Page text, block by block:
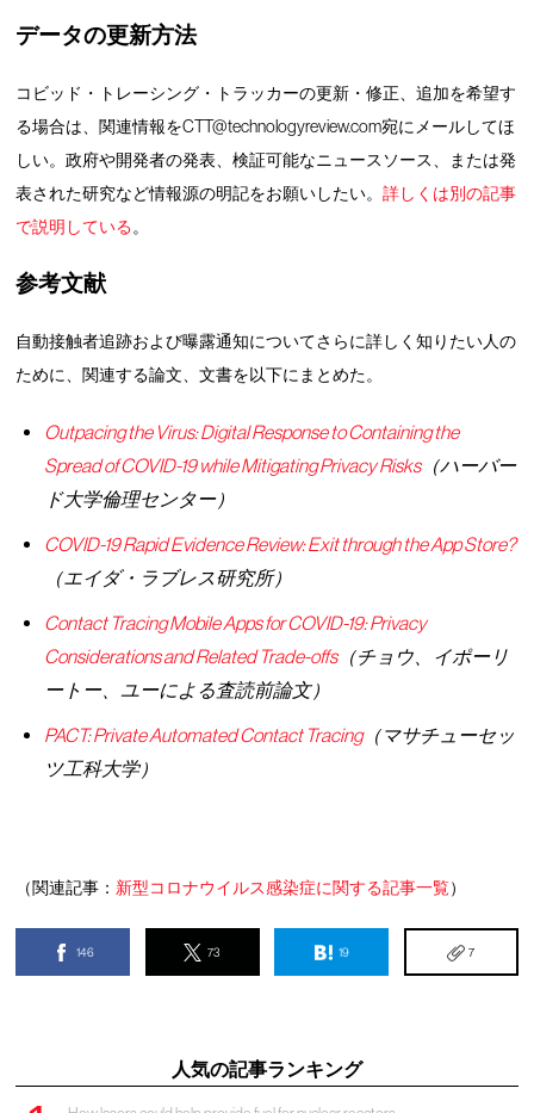
データの更新方法
コビッド・トレーシング・トラッカーの更新・修正、追加を希望す
る場合は、関連情報をCTT@technologyreview.com宛にメールしてほ
しい。政府や開発者の発表、検証可能なニュースソース、または発
表された研究など情報源の明記をお願いしたい。詳しくは別の記事
で説明している。
参考文献
自動接触者追跡および曝露通知についてさらに詳しく知りたい人の
ために、関連する論文、文書を以下にまとめた。
Outpacing the Virus: Digital Response to Containing the
Spread of COVID-19 while Mitigating Privacy Risks（ハーバー
ド大学倫理センター）
COVID-19 Rapid Evidence Review: Exit through the App Store?
（エイダ・ラブレス研究所）
Contact Tracing Mobile Apps for COVID-19: Privacy
Considerations and Related Trade-offs（チョウ、イポーリ
ートー、ユーによる査読前論文）
PACT: Private Automated Contact Tracing（マサチューセッ
ツ工科大学）
（関連記事： 新型コロナウイルス感染症に関する記事一覧）
146 73 19 7
人気の記事ランキング